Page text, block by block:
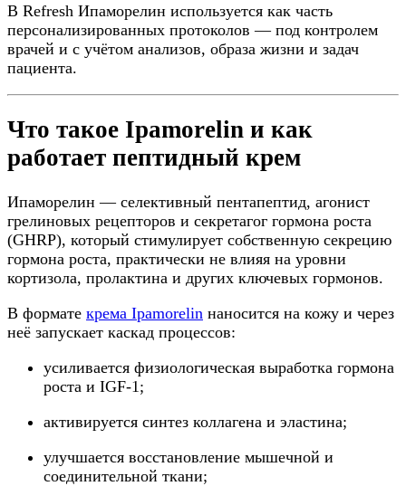
В Refresh Ипаморелин используется как часть
персонализированных протоколов — под контролем
врачей и с учётом анализов, образа жизни и задач
пациента.
Что такое Ipamorelin и как
работает пептидный крем
Ипаморелин — селективный пентапептид, агонист
грелиновых рецепторов и секретагог гормона роста
(GHRP), который стимулирует собственную секрецию
гормона роста, практически не влияя на уровни
кортизола, пролактина и других ключевых гормонов.
В формате крема Ipamorelin наносится на кожу и через
неё запускает каскад процессов:
усиливается физиологическая выработка гормона
роста и IGF‑1;
активируется синтез коллагена и эластина;
улучшается восстановление мышечной и
соединительной ткани;